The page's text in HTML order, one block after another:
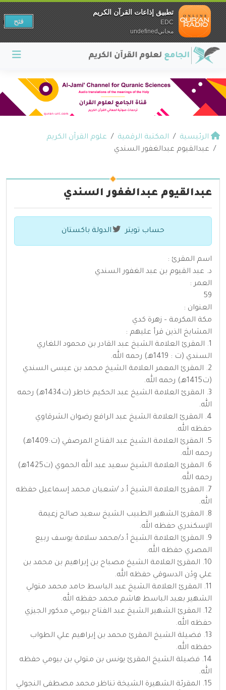
الرئيسية المكتبة الرقمية
علوم القرآن الكريم
عبدالقيوم عبدالغفور السندي
عبدالقيوم عبدالغفور السندي
حساب تويتر الدولة باكستان
اسم المقرئ :
د. عبد القيوم بن عبد الغفور السندي
العمر :
59
العنوان :
مكة المكرمة – زهرة كدي
المشايخ الذين قرأ عليهم :
1. المقرئ العلامة الشيخ عبد القادر بن محمود اللغاري
السندي (ت : 1419هـ) رحمه الله.
2. المقرئ المعمر العلامة الشيخ محمد بن عيسى السندي
(ت1415هـ) رحمه الله.
3. المقرئ العلامة الشيخ عبد الحكيم خاطر (ت1434هـ) رحمه
الله.
4. المقرئ العلامة الشيخ عبد الرافع رضوان الشرقاوي
حفظه الله.
5. المقرئ العلامة الشيخ عبد الفتاح المرصفي (ت:1409هـ)
رحمه الله.
6. المقرئ العلامة الشيخ سعيد عبد الله الحموي (ت1425هـ)
رحمه الله.
7. المقرئ العلامة الشيخ أ.د /شعبان محمد إسماعيل حفظه
الله.
8. المقرئ الشهير الطبيب الشيخ سعيد صالح زعيمة
الإسكندري حفظه الله.
9. المقرئ العلامة الشيخ أ.د/محمد سلامة يوسف ربيع
المصري حفظه الله.
10. المقرئ العلامة الشيخ مصباح بن إبراهيم بن محمد بن
علي وِدْن الدسوقي حفظه الله.
11. المقرئ العلامة الشيخ عبد الباسط حامد محمد متولي
الشهير بعبد الباسط هاشم محمد حفظه الله.
12. المقرئ الشهير الشيخ عبد الفتاح بيومي مدكور الجيزي
حفظه الله.
13. فضيلة الشيخ المقرئ محمد بن إبراهيم علي الطواب
حفظه الله.
14. فضيلة الشيخ المقرئ يونس بن متولي بن بيومي حفظه
الله.
15. المقرئة الشهيرة الشيخة تناظر محمد مصطفى النجولي
تطبيق إذاعات القرآن الكريم
EDC
مجانيundefined
فتح